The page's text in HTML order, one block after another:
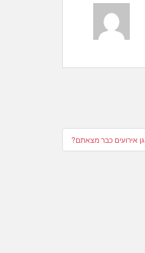
גן אירועים כבר מצאתם?